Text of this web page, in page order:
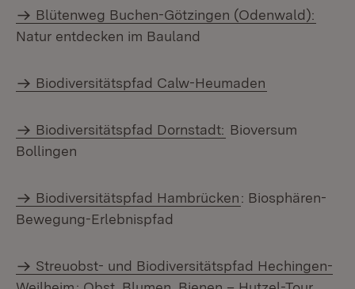
Blütenweg Buchen-Götzingen (Odenwald):
Natur entdecken im Bauland
Biodiversitätspfad Calw-Heumaden
Biodiversitätspfad Dornstadt: Bioversum
Bollingen
Biodiversitätspfad Hambrücken: Biosphären-
Bewegung-Erlebnispfad
Streuobst- und Biodiversitätspfad Hechingen-